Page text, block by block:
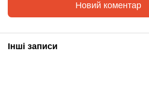
Новий коментар
Інші записи